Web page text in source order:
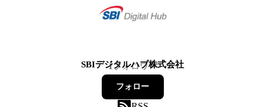
SBIデジタルハブ株式会社
1フォロワー
フォロー